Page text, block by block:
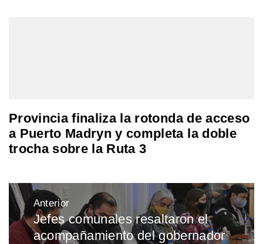
Provincia finaliza la rotonda de acceso
a Puerto Madryn y completa la doble
trocha sobre la Ruta 3
Navegación
de
entradas
Anterior
Entrada
anterior:
Jefes comunales resaltaron el
acompañamiento del gobernador